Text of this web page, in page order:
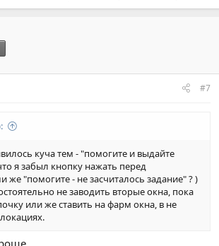
#7
куча тем - "помогите и выдайте
я забыл кнопку нажать перед
же "помогите - не засчиталось задание" ? )
не заводить вторые окна, пока
или же ставить на фарм окна, в не